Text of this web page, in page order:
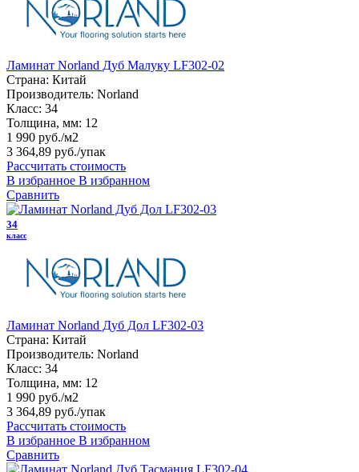
Ламинат Norland Дуб Малуку LF302-02
Страна: Китай
Производитель: Norland
Класс: 34
Толщина, мм: 12
1 990 руб./м2
3 364,89 руб./упак
Рассчитать стоимость
В избранное В избранном
Сравнить
34
класс
Ламинат Norland Дуб Дол LF302-03
Страна: Китай
Производитель: Norland
Класс: 34
Толщина, мм: 12
1 990 руб./м2
3 364,89 руб./упак
Рассчитать стоимость
В избранное В избранном
Сравнить